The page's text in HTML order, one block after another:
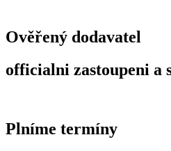
Ověřený dodavatel
officialni zastoupeni a
Plníme termíny